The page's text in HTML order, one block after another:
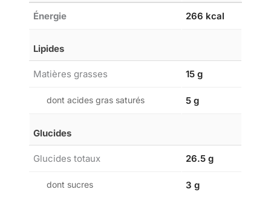
Énergie 266 kcal
Lipides
Matières grasses 15 g
dont acides gras saturés 5 g
Glucides
Glucides totaux 26.5 g
dont sucres 3 g